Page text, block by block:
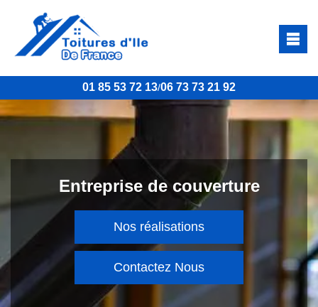
01 85 53 72 13/06 73 73 21 92
Entreprise de couverture
Nos réalisations
Contactez Nous